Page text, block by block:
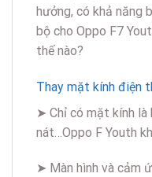
hưởng, có khả năng
bộ cho Oppo F7
thế nào?
Thay mặt kính điện
➤ Chỉ có mặt kính là
nát…Oppo F Youth
➤ Màn hình và cảm